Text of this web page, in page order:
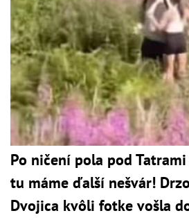
Po ničení pola pod
tu máme ďalší nešvár!
Dvojica kvôli fotke vošla